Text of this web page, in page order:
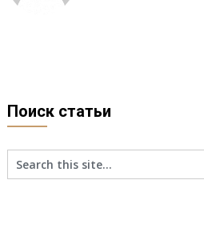
Поиск статьи